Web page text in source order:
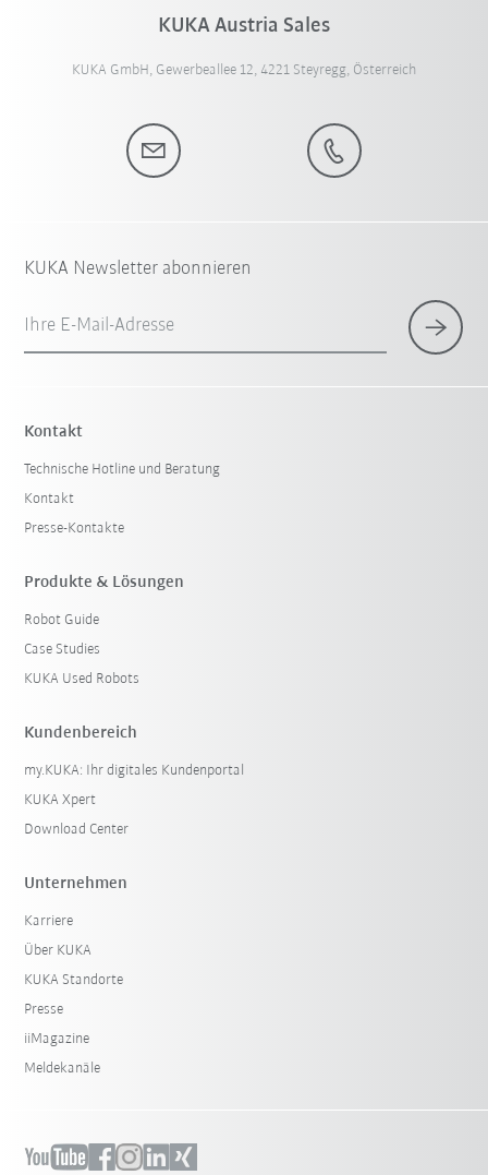
KUKA Austria Sales
KUKA GmbH, Gewerbeallee 12, 4221 Steyregg, Österreich
KUKA Newsletter abonnieren
Ihre E-Mail-Adresse
Kontakt
Technische Hotline und Beratung
Kontakt
Presse-Kontakte
Produkte & Lösungen
Robot Guide
Case Studies
KUKA Used Robots
Kundenbereich
my.KUKA: Ihr digitales Kundenportal
KUKA Xpert
Download Center
Unternehmen
Karriere
Über KUKA
KUKA Standorte
Presse
iiMagazine
Meldekanäle